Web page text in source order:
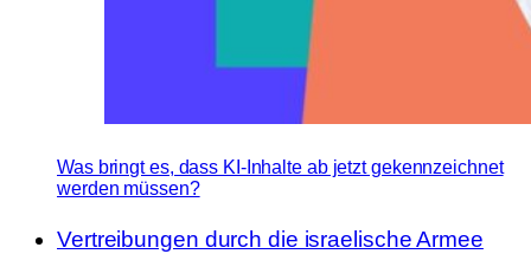
Was bringt es, dass KI-Inhalte ab jetzt gekennzeichnet
werden müssen?
Vertreibungen durch die israelische Armee